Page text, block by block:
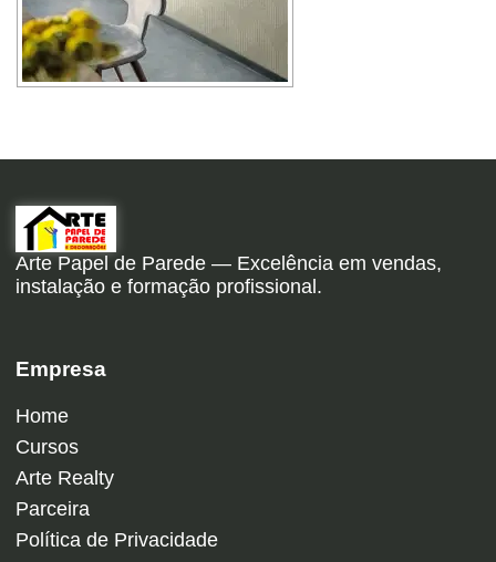
Arte Papel de Parede — Excelência em vendas,
instalação e formação profissional.
Empresa
Home
Cursos
Arte Realty
Parceira
Política de Privacidade